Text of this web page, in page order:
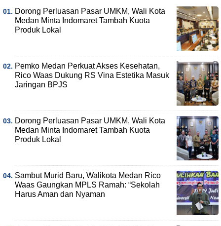
Dorong Perluasan Pasar UMKM, Wali Kota
Medan Minta Indomaret Tambah Kuota
Produk Lokal
Pemko Medan Perkuat Akses Kesehatan,
Rico Waas Dukung RS Vina Estetika Masuk
Jaringan BPJS
Dorong Perluasan Pasar UMKM, Wali Kota
Medan Minta Indomaret Tambah Kuota
Produk Lokal
Sambut Murid Baru, Walikota Medan Rico
Waas Gaungkan MPLS Ramah: “Sekolah
Harus Aman dan Nyaman